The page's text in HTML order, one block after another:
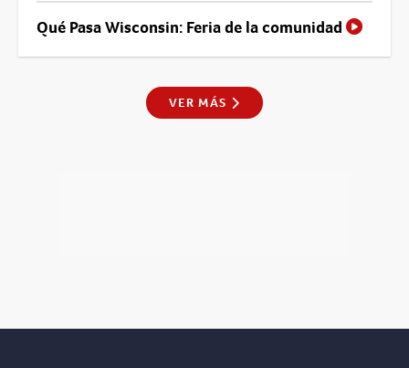
Qué Pasa Wisconsin: Feria de la comunidad
VER MÁS